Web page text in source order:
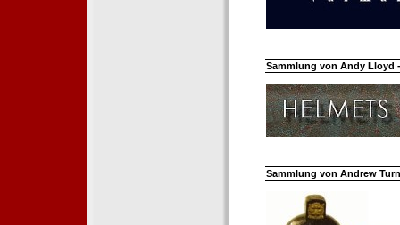
Sammlung von Andy Lloyd
Sammlung von Andrew